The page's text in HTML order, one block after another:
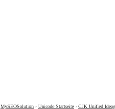
MySEOSolution › Unicode Startseite › CJK Unified